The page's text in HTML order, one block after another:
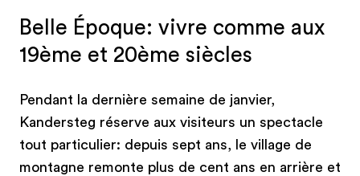
Belle Époque: vivre comme aux
19ème et 20ème siècles
Pendant la dernière semaine de janvier,
Kandersteg réserve aux visiteurs un spectacle
tout particulier: depuis sept ans, le village de
montagne remonte plus de cent ans en arrière et